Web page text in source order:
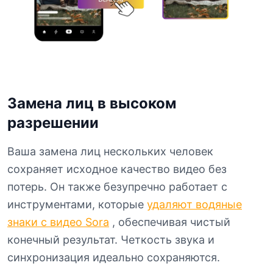
Замена лиц в высоком
разрешении
Ваша замена лиц нескольких человек
сохраняет исходное качество видео без
потерь. Он также безупречно работает с
инструментами, которые удаляют водяные
знаки с видео Sora , обеспечивая чистый
конечный результат. Четкость звука и
синхронизация идеально сохраняются.